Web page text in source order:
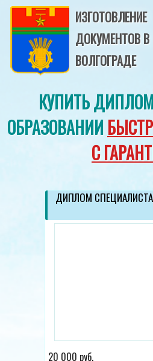
ИЗГОТОВЛЕНИЕ
ДОКУМЕНТОВ В
ВОЛГОГРАДЕ
КУПИТЬ
ОБРАЗОВАНИИ
С
ДИПЛОМ
20 000 руб.